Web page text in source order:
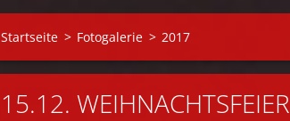
Startseite > Fotogalerie > 2017
15.12. WEIHNACHTSFEIER